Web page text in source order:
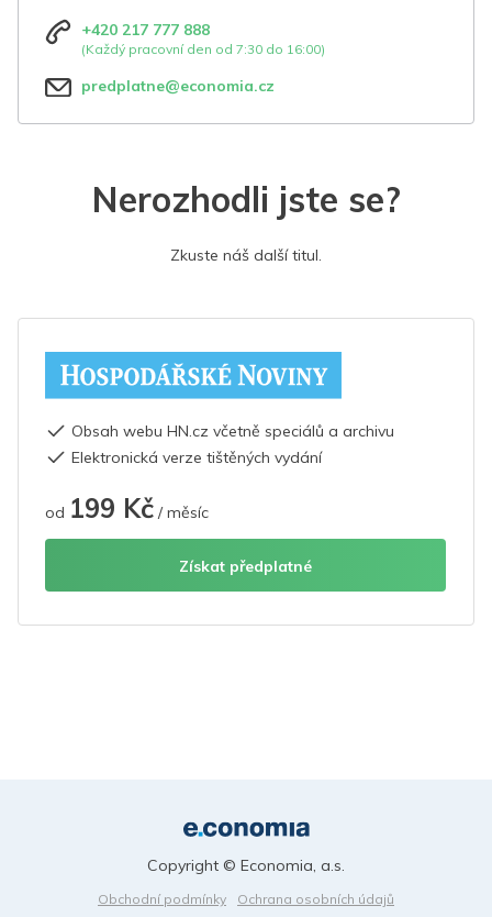
+420 217 777 888
(Každý pracovní den od 7:30 do 16:00)
predplatne@economia.cz
Nerozhodli jste se?
Zkuste náš další titul.
Obsah webu HN.cz včetně speciálů a archivu
Elektronická verze tištěných vydání
od 199 Kč / měsíc
Získat předplatné
Obchodní podmínky
Ochrana osobních údajů
Copyright © Economia, a.s.